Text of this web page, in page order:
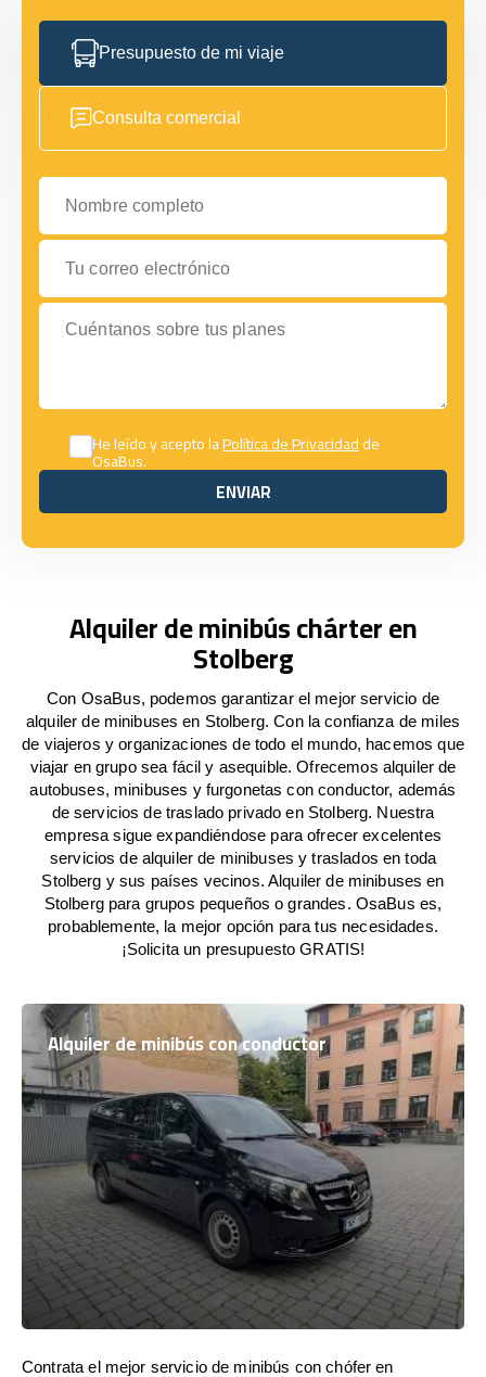
Presupuesto de mi viaje
Consulta comercial
Nombre completo
Tu correo electrónico
Cuéntanos sobre tus planes
He leído y acepto laPolítica de Privacidadde
OsaBus.
ENVIAR
ENVIAR
Alquiler de minibús chárter en
Stolberg
Con OsaBus, podemos garantizar el mejor servicio de
alquiler de minibuses en Stolberg. Con la confianza de miles
de viajeros y organizaciones de todo el mundo, hacemos que
viajar en grupo sea fácil y asequible. Ofrecemos alquiler de
autobuses, minibuses y furgonetas con conductor, además
de servicios de traslado privado en Stolberg. Nuestra
empresa sigue expandiéndose para ofrecer excelentes
servicios de alquiler de minibuses y traslados en toda
Stolberg y sus países vecinos. Alquiler de minibuses en
Stolberg para grupos pequeños o grandes. OsaBus es,
probablemente, la mejor opción para tus necesidades.
¡Solicita un presupuesto GRATIS!
Alquiler de minibús con conductor
Contrata el mejor servicio de minibús con chófer en